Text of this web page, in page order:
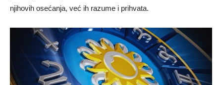
njihovih osećanja, već ih razume i prihvata.